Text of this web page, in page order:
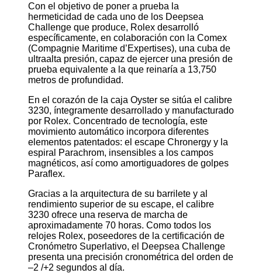
Con el objetivo de poner a prueba la
hermeticidad de cada uno de los Deepsea
Challenge que produce, Rolex desarrolló
específicamente, en colaboración con la Comex
(Compagnie Maritime d’Expertises), una cuba de
ultraalta presión, capaz de ejercer una presión de
prueba equivalente a la que reinaría a 13,750
metros de profundidad.
En el corazón de la caja Oyster se sitúa el calibre
3230, íntegramente desarrollado y manufacturado
por Rolex. Concentrado de tecnología, este
movimiento automático incorpora diferentes
elementos patentados: el escape Chronergy y la
espiral Parachrom, insensibles a los campos
magnéticos, así como amortiguadores de golpes
Paraflex.
Gracias a la arquitectura de su barrilete y al
rendimiento superior de su escape, el calibre
3230 ofrece una reserva de marcha de
aproximadamente 70 horas. Como todos los
relojes Rolex, poseedores de la certificación de
Cronómetro Superlativo, el Deepsea Challenge
presenta una precisión cronométrica del orden de
–2 /+2 segundos al día.